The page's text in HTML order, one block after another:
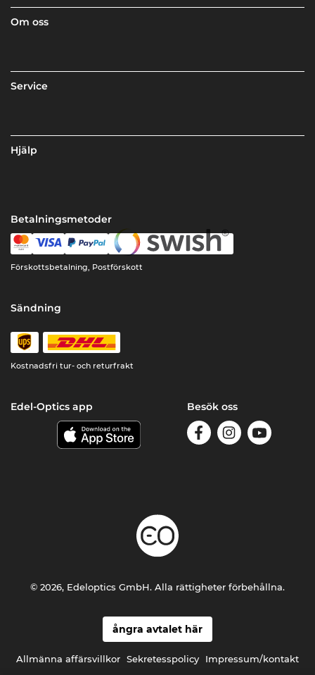
Om oss
Service
Hjälp
Betalningsmetoder
Förskottsbetalning, Postförskott
Sändning
Kostnadsfri tur- och returfrakt
Edel-Optics app Besök oss
ångra avtalet här
Allmänna affärsvillkor Sekretesspolicy Impressum/kontakt
© 2026, Edeloptics GmbH. Alla rättigheter förbehållna.